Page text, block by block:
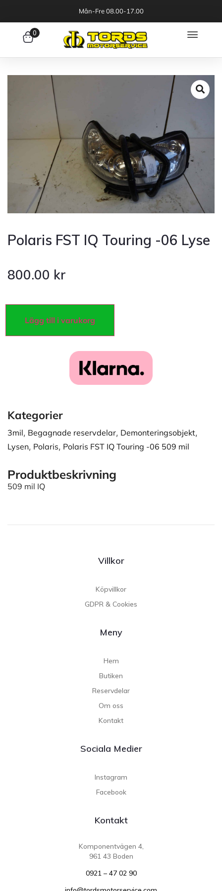
Mån-Fre 08.00-17.00
0
Polaris FST IQ Touring -06 Lyse
800.00 kr
Lägg till i varukorg
Kategorier
3mil, Begagnade reservdelar, Demonteringsobjekt,
Lysen, Polaris, Polaris FST IQ Touring -06 509 mil
Produktbeskrivning
509 mil IQ
Villkor
Köpvillkor
GDPR & Cookies
Meny
Hem
Butiken
Reservdelar
Om oss
Kontakt
Sociala Medier
Instagram
Facebook
Kontakt
Komponentvägen 4,
961 43 Boden
0921 – 47 02 90